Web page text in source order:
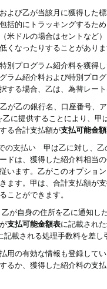
よび乙が当該月に獲得した
括的にトラッキングするた
米ドルの場合はセントなど
くなったりすることがあり
別プログラム紹介料を獲得
ラム紹介料および特別プロ
する場合、乙は、為替レー
乙の銀行名、口座番号、
乙に提供することにより、
る合計支払額が支払可能金
の支払い 甲は乙に対し、乙
ドは、獲得した紹介料相当
います。乙がこのオプショ
ます。甲は、合計支払額が
ことができます。
が自身の住所を乙に通知し
支払可能金額表に記載され
記載される処理手数料を差し
用の有効な情報も登録して
るか、獲得した紹介料の支